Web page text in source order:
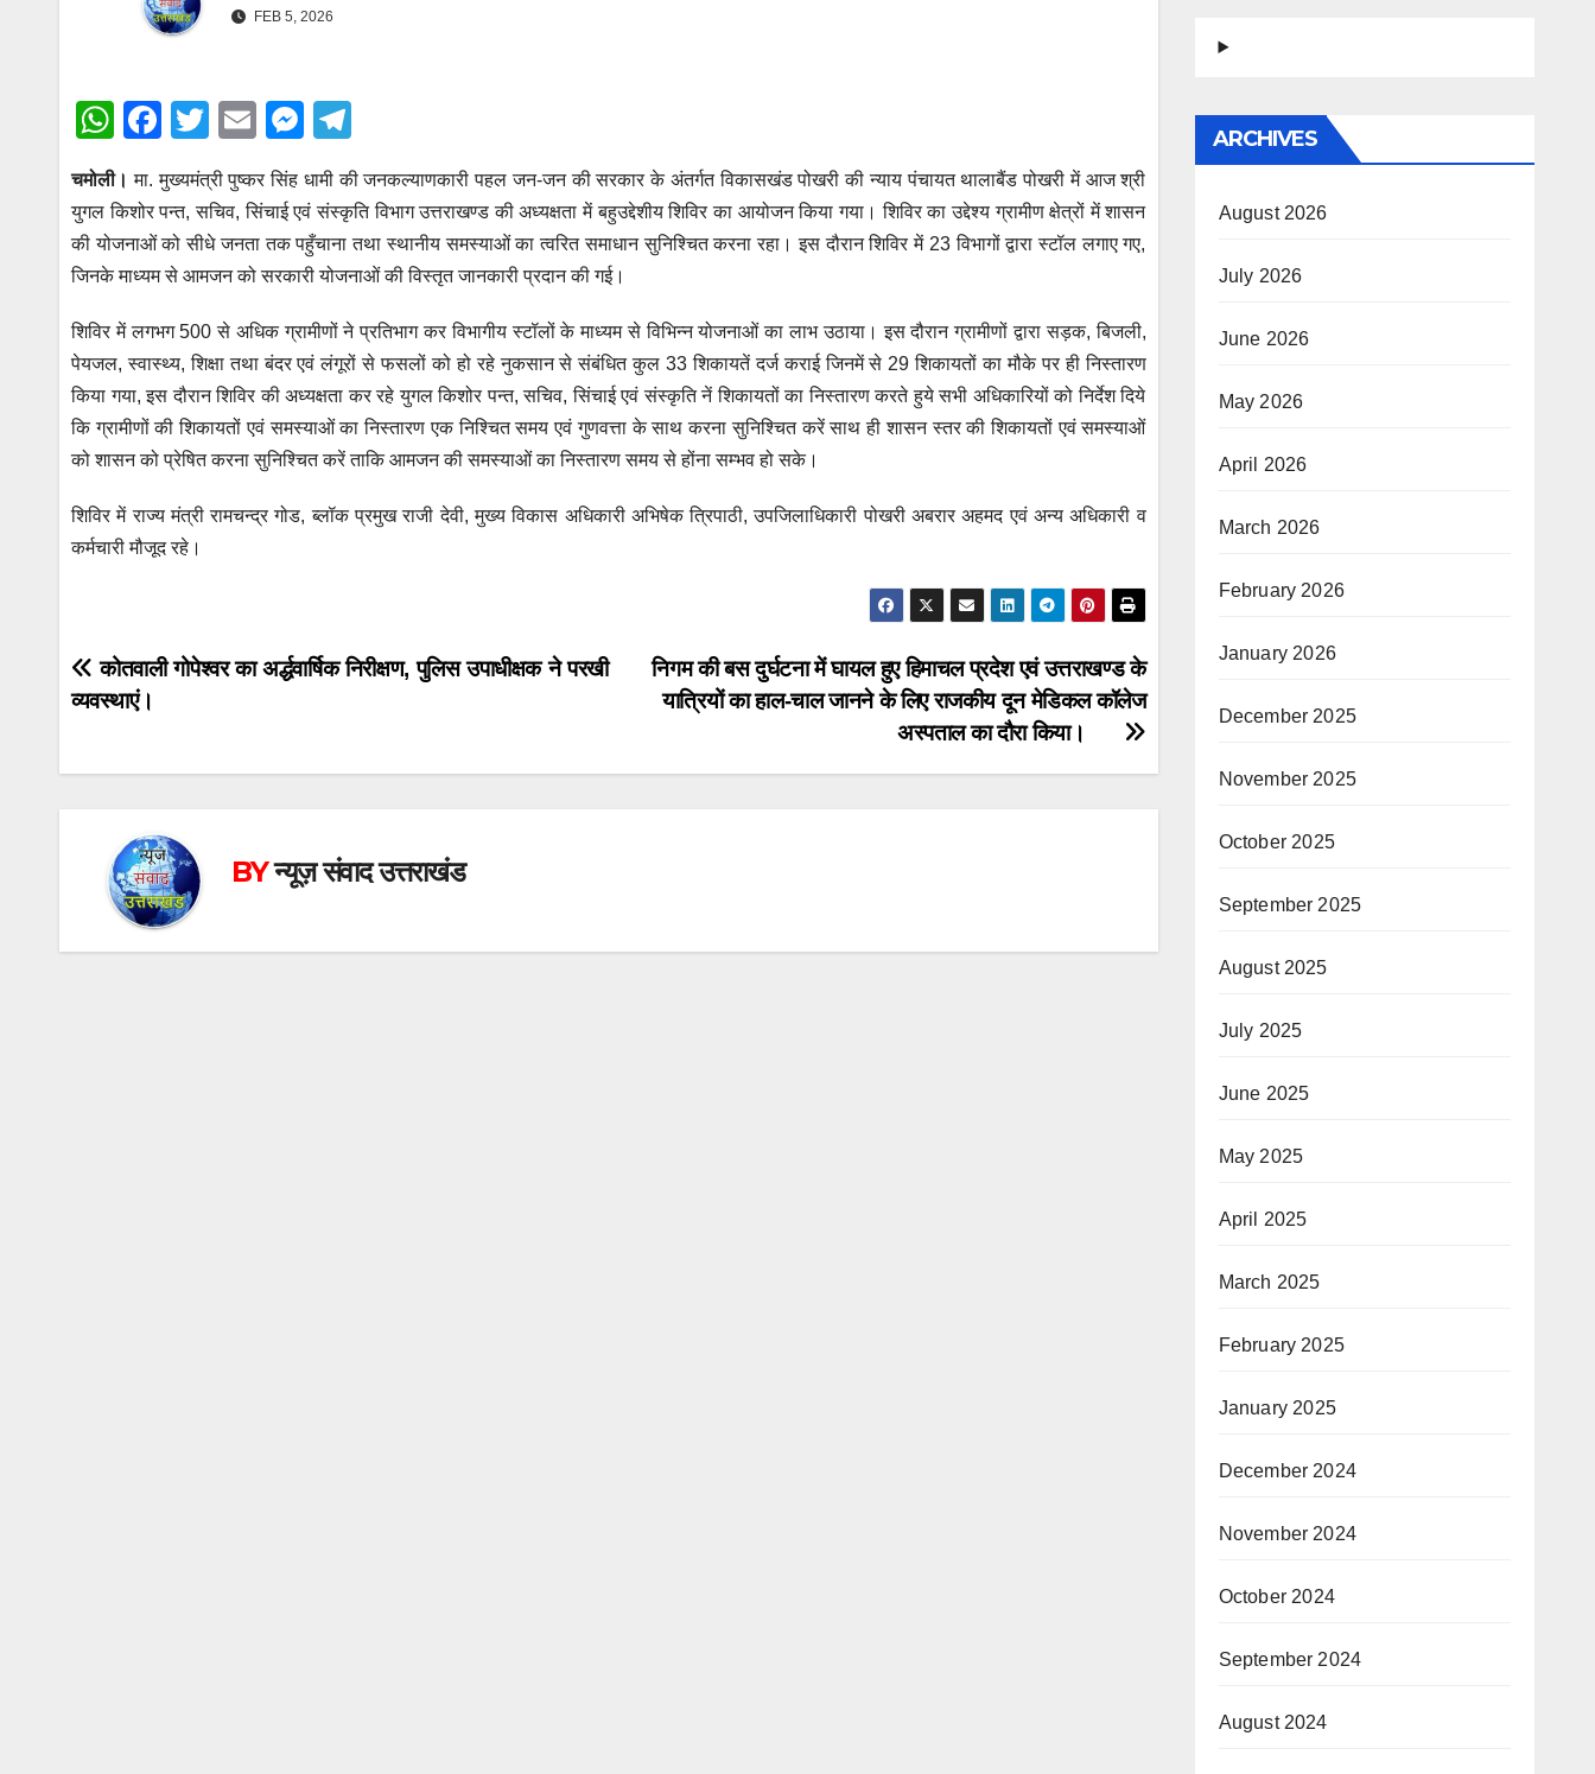
FEB 5, 2026
W
at
s
A
p
p
F
c
e
b
o
k
T
wi
tt
er
E
m
ail
M
ss
e
n
g
er
el
e
gr
a
m
चमोली। मा. मुख्यमंत्री पुष्कर सिंह धामी की जनकल्याणकारी पहल जन-जन की सरकार के अंतर्गत विकासखंड पोखरी की न्याय पंचायत थालाबैंड पोखरी में आज श्री
युगल किशोर पन्त, सचिव, सिंचाई एवं संस्कृति विभाग उत्तराखण्ड की अध्यक्षता में बहुउद्देशीय शिविर का आयोजन किया गया। शिविर का उद्देश्य ग्रामीण क्षेत्रों में शासन
की योजनाओं को सीधे जनता तक पहुँचाना तथा स्थानीय समस्याओं का त्वरित समाधान सुनिश्चित करना रहा। इस दौरान शिविर में 23 विभागों द्वारा स्टॉल लगाए गए,
जिनके माध्यम से आमजन को सरकारी योजनाओं की विस्तृत जानकारी प्रदान की गई।
शिविर में लगभग 500 से अधिक ग्रामीणों ने प्रतिभाग कर विभागीय स्टॉलों के माध्यम से विभिन्न योजनाओं का लाभ उठाया। इस दौरान ग्रामीणों द्वारा सड़क, बिजली,
पेयजल, स्वास्थ्य, शिक्षा तथा बंदर एवं लंगूरों से फसलों को हो रहे नुकसान से संबंधित कुल 33 शिकायतें दर्ज कराई जिनमें से 29 शिकायतों का मौके पर ही निस्तारण
किया गया, इस दौरान शिविर की अध्यक्षता कर रहे युगल किशोर पन्त, सचिव, सिंचाई एवं संस्कृति नें शिकायतों का निस्तारण करते हुये सभी अधिकारियों को निर्देश दिये
कि ग्रामीणों की शिकायतों एवं समस्याओं का निस्तारण एक निश्चित समय एवं गुणवत्ता के साथ करना सुनिश्चित करें साथ ही शासन स्तर की शिकायतों एवं समस्याओं
को शासन को प्रेषित करना सुनिश्चित करें ताकि आमजन की समस्याओं का निस्तारण समय से होंना सम्भव हो सके।
शिविर में राज्य मंत्री रामचन्द्र गोड, ब्लॉक प्रमुख राजी देवी, मुख्य विकास अधिकारी अभिषेक त्रिपाठी, उपजिलाधिकारी पोखरी अबरार अहमद एवं अन्य अधिकारी व
कर्मचारी मौजूद रहे।
Post
navigation
निगम की बस दुर्घटना में घायल हुए हिमाचल प्रदेश एवं उत्तराखण्ड के
यात्रियों का हाल-चाल जानने के लिए राजकीय दून मेडिकल कॉलेज
अस्पताल का दौरा किया।
कोतवाली गोपेश्वर का अर्द्धवार्षिक निरीक्षण, पुलिस उपाधीक्षक ने परखी
व्यवस्थाएं।
BYन्यूज़ संवाद उत्तराखंड
ARCHIVES
August 2026
July 2026
June 2026
May 2026
April 2026
March 2026
February 2026
January 2026
December 2025
November 2025
October 2025
September 2025
August 2025
July 2025
June 2025
May 2025
April 2025
March 2025
February 2025
January 2025
December 2024
November 2024
October 2024
September 2024
August 2024